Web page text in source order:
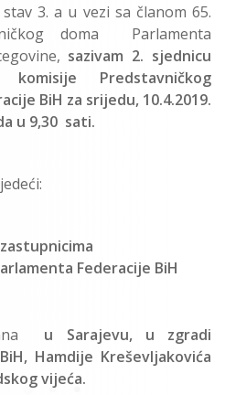
3. a u vezi sa članom 65.
doma Parlamenta
sazivam 2. sjednicu
komisije Predstavničkog
BiH za srijedu, 10.4.2019.
u 9,30 sati.
Federacije BiH
u Sarajevu, u zgradi
Hamdije Kreševljakovića
vijeća.